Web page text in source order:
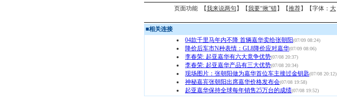
页面功能 【我来说两句 】【我要“揪”错】【推荐】【字体： 大
■相关连接
04款千里马年内不降 首辆嘉华卖给张朝阳(07/09 08:24)
降价后车市N种表情：GL8降价应对嘉华(07/09 08:06)
李春荣: 起亚嘉华有六大竟争优势(07/08 20:37)
李春荣: 起亚嘉华产品有三大优势(07/08 20:34)
现场图片：张朝阳做为嘉华首位车主接过金钥匙(07/08 20:12)
神秘嘉宾张朝阳出席嘉华价格发布会(07/08 19:58)
起亚嘉华保持全球每年销售25万台的成绩(07/08 19:52)